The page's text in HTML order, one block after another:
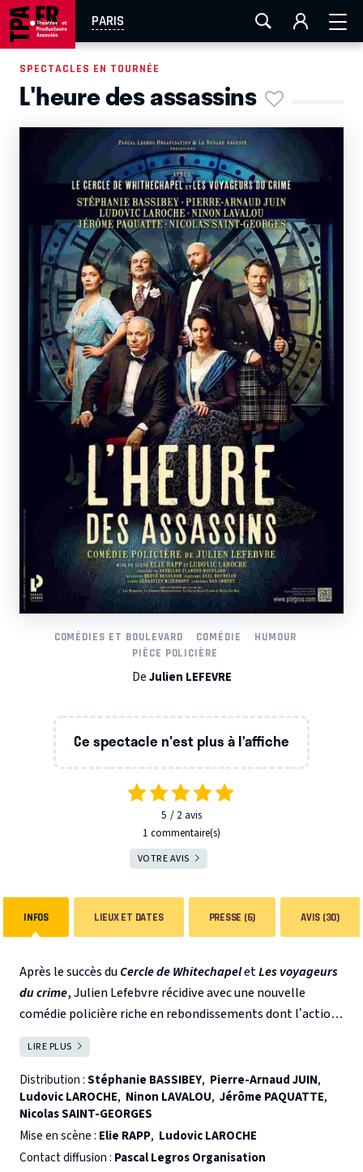
PARIS
AIX-MARSEILLE LA ROCHELLE
EN TOURNÉE
SPECTACLES EN TOURNÉE
L'heure des assassins
COMÉDIES ET BOULEVARD COMÉDIE
HUMOUR
PIÈCE POLICIÈRE
DeJulien LEFEVRE
Ce spectacle n'est plus à l’affiche
5 2 avis
1 commentaire(s)
VOTRE AVIS
INFOS LIEUX ET DATES PRESSE (6) AVIS (30)
Après le succès duCercle de WhitechapeletLes voyageurs
du crime, Julien Lefebvre récidive avec une nouvelle
comédie policière riche en rebondissements dont l’action
se situe au début du XXe siècle dans l’univers feutré d’un
célèbre théâtre londonien.
La réussite est une chose étrange. Voyez-vous, ce soir, je
signe mon retour triomphant en Angleterre. Tout le
gratin de Londres sera là, pourtant il y aura bien un grand
absent.
LIRE PLUS
Distribution :Stéphanie BASSIBEY, Pierre-Arnaud JUIN,
Ludovic LAROCHE, Ninon LAVALOU, Jérôme PAQUATTE,
Nicolas SAINT-GEORGES
Mise en scène : Elie RAPP, Ludovic LAROCHE
Contact diffusion : Pascal Legros Organisation